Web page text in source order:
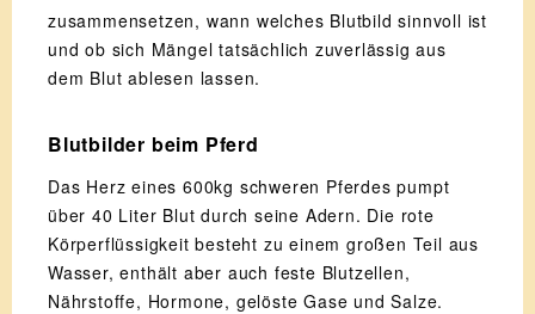
zusammensetzen, wann welches Blutbild sinnvoll ist
und ob sich Mängel tatsächlich zuverlässig aus
dem Blut ablesen lassen.
Blutbilder beim Pferd
Das Herz eines 600kg schweren Pferdes pumpt
über 40 Liter Blut durch seine Adern. Die rote
Körperflüssigkeit besteht zu einem großen Teil aus
Wasser, enthält aber auch feste Blutzellen,
Nährstoffe, Hormone, gelöste Gase und Salze.